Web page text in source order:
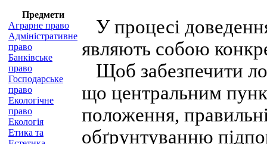
Предмети
Аграрне право
Адміністративне
право
Банківське
право
Господарське
право
Екологічне
право
Екологія
Етика та
У процесі
являють собою
Щоб забезпечити
що центральним
положення,
обґрунтуванню